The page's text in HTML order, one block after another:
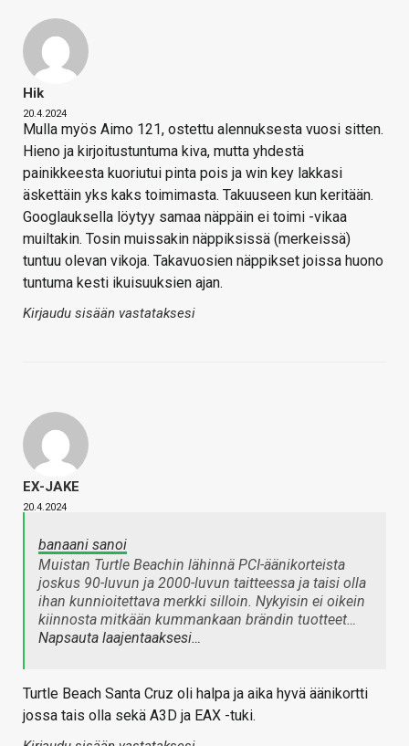
Hik
20.4.2024
Mulla myös Aimo 121, ostettu alennuksesta vuosi sitten.
Hieno ja kirjoitustuntuma kiva, mutta yhdestä
painikkeesta kuoriutui pinta pois ja win key lakkasi
äskettäin yks kaks toimimasta. Takuuseen kun keritään.
Googlauksella löytyy samaa näppäin ei toimi -vikaa
muiltakin. Tosin muissakin näppiksissä (merkeissä)
tuntuu olevan vikoja. Takavuosien näppikset joissa huono
tuntuma kesti ikuisuuksien ajan.
Kirjaudu sisään vastataksesi
EX-JAKE
20.4.2024
banaani sanoi
Muistan Turtle Beachin lähinnä PCI-äänikorteista
joskus 90-luvun ja 2000-luvun taitteessa ja taisi olla
ihan kunnioitettava merkki silloin. Nykyisin ei oikein
kiinnosta mitkään kummankaan brändin tuotteet…
Napsauta laajentaaksesi…
Turtle Beach Santa Cruz oli halpa ja aika hyvä äänikortti
jossa tais olla sekä A3D ja EAX -tuki.